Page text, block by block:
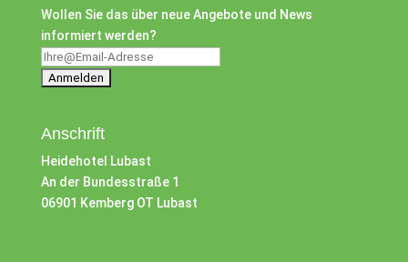
Wollen Sie das über neue Angebote und News
informiert werden?
Anschrift
Heidehotel Lubast
An der Bundesstraße 1
06901 Kemberg OT Lubast